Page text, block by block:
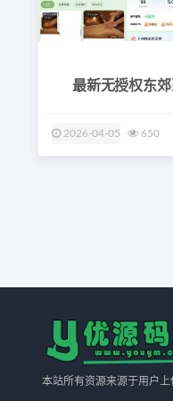
最新无授权东
2026-04-05 650
本站所有资源来源于用户上